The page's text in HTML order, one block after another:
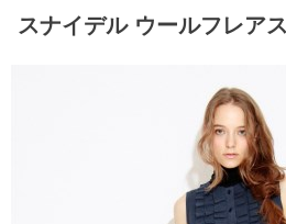
スナイデル ウールフレア